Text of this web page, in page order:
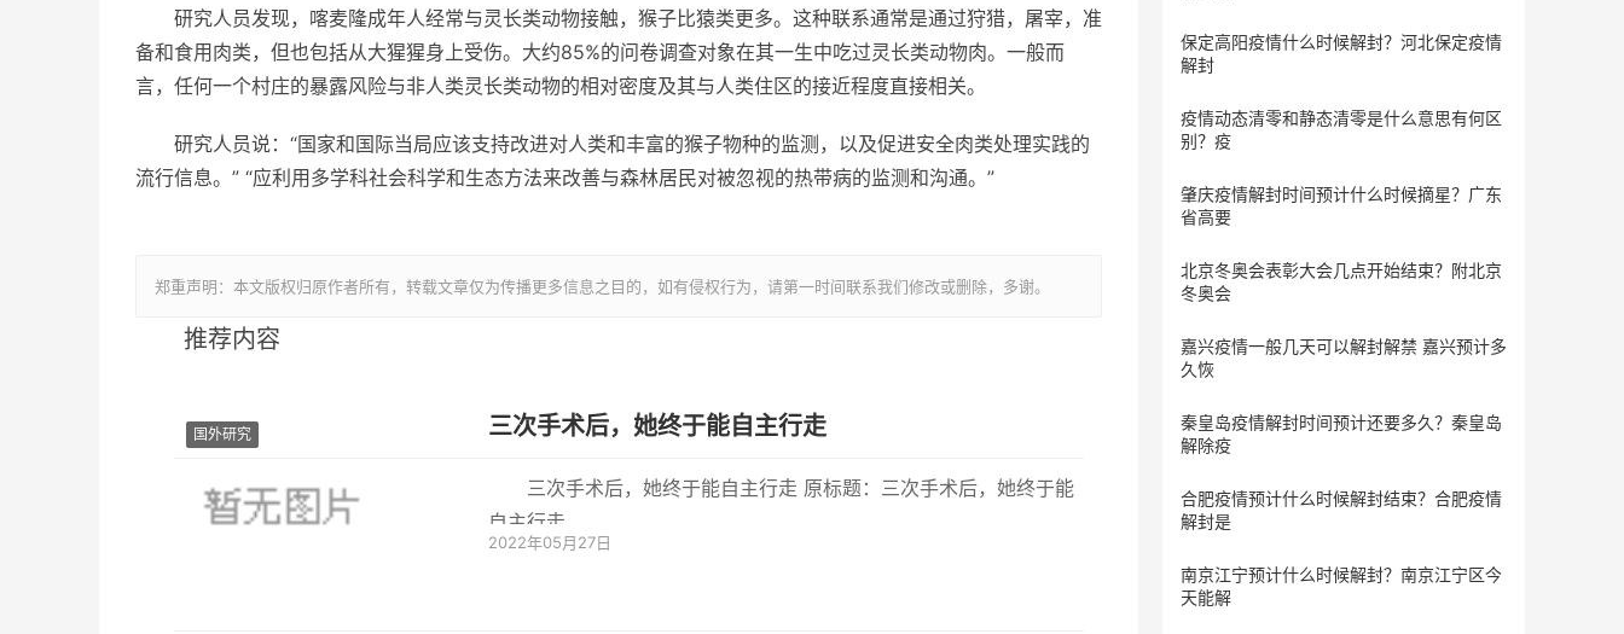
研究人员发现，喀麦隆成年人经常与灵长类动物接触，猴子比猿类更多。这种联系通常是通过狩猎，屠宰，准
备和食用肉类，但也包括从大猩猩身上受伤。大约85%的问卷调查对象在其一生中吃过灵长类动物肉。一般而
言，任何一个村庄的暴露风险与非人类灵长类动物的相对密度及其与人类住区的接近程度直接相关。
研究人员说：“国家和国际当局应该支持改进对人类和丰富的猴子物种的监测，以及促进安全肉类处理实践的
流行信息。” “应利用多学科社会科学和生态方法来改善与森林居民对被忽视的热带病的监测和沟通。”
郑重声明：本文版权归原作者所有，转载文章仅为传播更多信息之目的，如有侵权行为，请第一时间联系我们修改或删除，多谢。
推荐内容
国外研究 三次手术后，她终于能自主行走
三次手术后，她终于能自主行走 原标题：三次手术后，她终于能
自主行走
2022年05月27日
保定​高阳疫情什么时候解封？河北保定疫情
解封
疫情动态清零和静态清零是什么意思有何区
别？疫
肇庆疫情解封时间预计什么时候摘星？广东
省高要
北京冬奥会表彰大会几点开始结束？附北京
冬奥会
嘉兴疫情一般几天可以解封解禁 嘉兴预计多
久恢
秦皇岛疫情解封时间预计还要多久？秦皇岛
解除疫
合肥疫情预计什么时候解封结束？合肥疫情
解封是
南京江宁预计什么时候解封？南京江宁区今
天能解